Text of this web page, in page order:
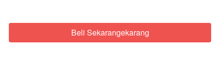
`Beli Sekarangekarang